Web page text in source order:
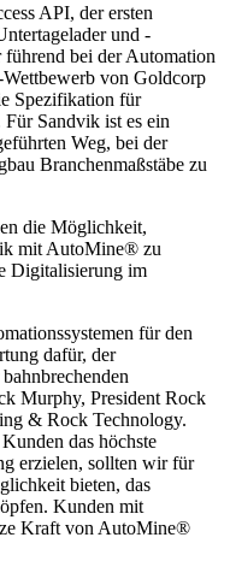
API, der ersten
und -
bei der Automation
von Goldcorp
Spezifikation für
Sandvik ist es ein
Weg, bei der
Branchenmaßstäbe zu
die Möglichkeit,
mit AutoMine® zu
Digitalisierung im
für den
dafür, der
Murphy, President Rock
& Rock Technology.
das höchste
erzielen, sollten wir für
bieten, das
Kunden mit
Kraft von AutoMine®